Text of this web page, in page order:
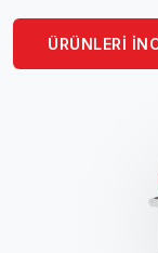
İNCELE